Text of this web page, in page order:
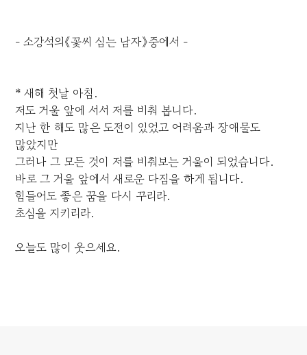
- 소강석의《꽃씨 심는 남자》중에서 -
* 새해 첫날 아침.
저도 거울 앞에 서서 저를 비춰 봅니다.
지난 한 해도 많은 도전이 있었고 어려움과 장애물도
많았지만
그러나 그 모든 것이 저를 비춰보는 거울이 되었습니다.
바로 그 거울 앞에서 새로운 다짐을 하게 됩니다.
힘들어도 좋은 꿈을 다시 꾸리라.
초심을 지키리라.
오늘도 많이 웃으세요.